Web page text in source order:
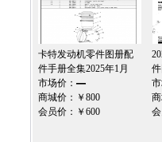
卡特发动机零件图册配
件手册全集2025年1月
市场价： —
商城价： ￥800
会员价： ￥600